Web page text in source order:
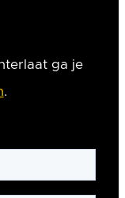
ga je
.